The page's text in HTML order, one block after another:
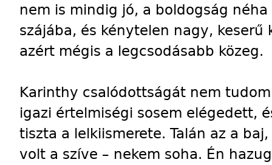
nem is mindig jó, a boldogság
szájába, és kénytelen nagy,
azért mégis a legcsodásabb közeg.
Karinthy csalódottságát nem
igazi értelmiségi sosem elégedett,
tiszta a lelkiismerete. Talán az a
volt a szíve – nekem soha. Én